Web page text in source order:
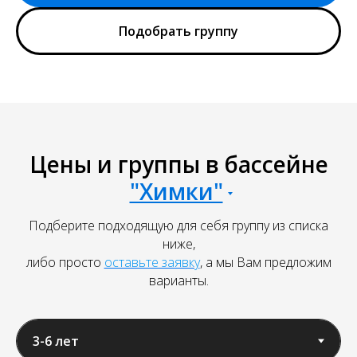
Подобрать группу
Цены и группы в бассейне
"Химки"
Подберите подходящую для себя группу из списка
ниже,
либо просто оставьте заявку, а мы Вам предложим
варианты.